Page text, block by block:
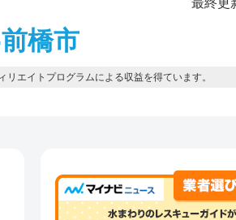
最終更
橋市
エイトプログラムによる収益を得ています。